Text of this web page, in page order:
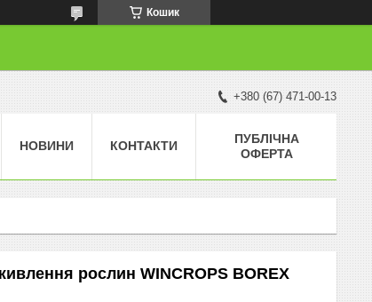
Кошик
+380 (67) 471-00-13
НОВИНИ КОНТАКТИ
ПУБЛІЧНА
ОФЕРТА
рослин WINCROPS BOREX